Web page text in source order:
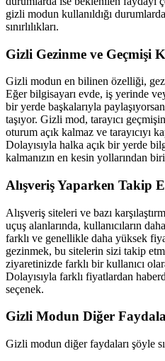
gizli modun kullanıldığı
sınırlılıkları.
Gizli Gezinme ve Geçmişi
Gizli modun en bilinen özelliği,
Eğer bilgisayarı evde, iş yerinde
bir yerde başkalarıyla
taşıyor. Gizli mod, tarayıcı
oturum açık kalmaz ve tarayıcıyı
Dolayısıyla halka açık bir yerde
kalmanızın en kesin yollarından
Alışveriş Yaparken Takip
Alışveriş siteleri ve bazı
uçuş alanlarında, kullanıcıların
farklı ve genellikle daha yüksek
gezinmek, bu sitelerin sizi takip
ziyaretinizde farklı bir kullanıcı
Dolayısıyla farklı fiyatlardan
seçenek.
Gizli Modun Diğer
Gizli modun diğer faydaları şöyle